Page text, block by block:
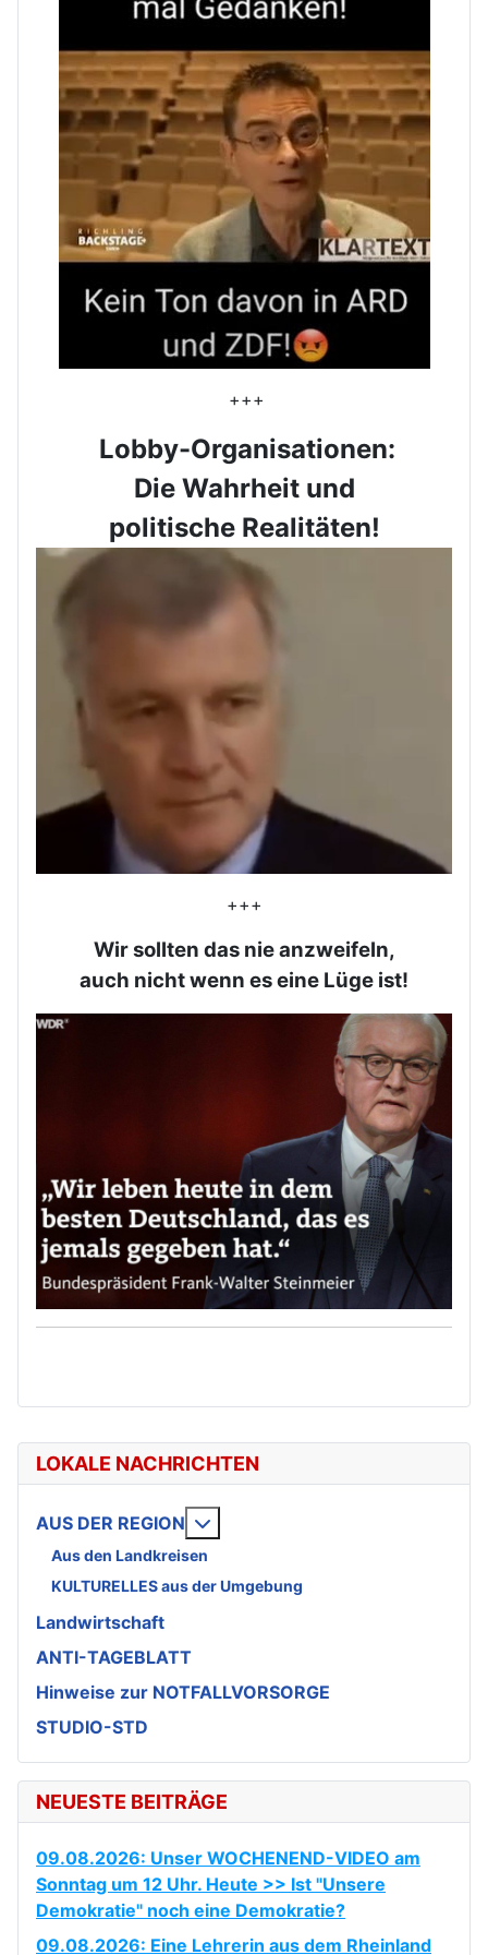
LOKALE NACHRICHTEN
AUS DER REGION
Aus den Landkreisen
KULTURELLES aus der Umgebung
Landwirtschaft
ANTI-TAGEBLATT
Hinweise zur NOTFALLVORSORGE
STUDIO-STD
NEUESTE BEITRÄGE
09.08.2026: Unser WOCHENEND-VIDEO am
Sonntag um 12 Uhr. Heute >> Ist "Unsere
Demokratie" noch eine Demokratie?
09.08.2026: Eine Lehrerin aus dem Rheinland
+++
Lobby-Organisationen:
Die Wahrheit und
politische Realitäten!
+++
Wir sollten das nie anzweifeln,
auch nicht wenn es eine Lüge ist!